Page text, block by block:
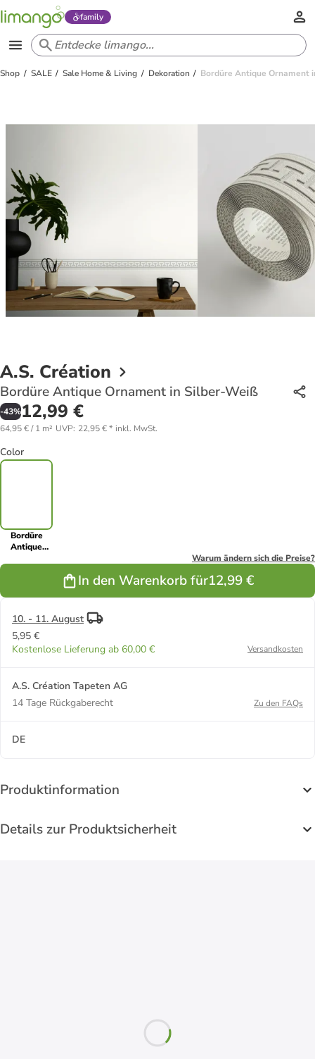
family
Shop SALE Sale Home & Living Dekoration Bordüre Antique Ornament
A.S. Création
Bordüre Antique Ornament in Silber-Weiß
-43%12,99 €
64,95 € / 1 m² UVP: 22,95 €* inkl. MwSt.
Color
Bordüre
Antique
Warum ändern sich die Preise?
In den Warenkorb für12,99 €
10. - 11. August
5,95 €
Kostenlose Lieferung ab 60,00 €
Versandkosten
A.S. Création Tapeten AG
14 Tage Rückgaberecht
Zu den FAQs
DE
Produktinformation
Details zur Produktsicherheit